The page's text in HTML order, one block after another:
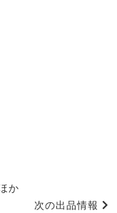
か
次の出品情報